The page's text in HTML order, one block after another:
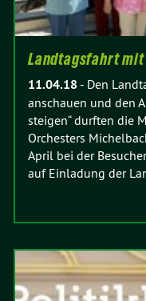
Landtagsfahrt
11.04.18 - Den
anschauen und den
steigen“ durften die
Orchesters
April bei der
auf Einladung der